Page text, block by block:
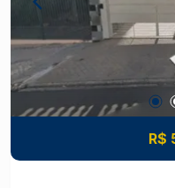
Piracicaba. Construa seu futuro com quem é
agente de
imobiliário de
R$